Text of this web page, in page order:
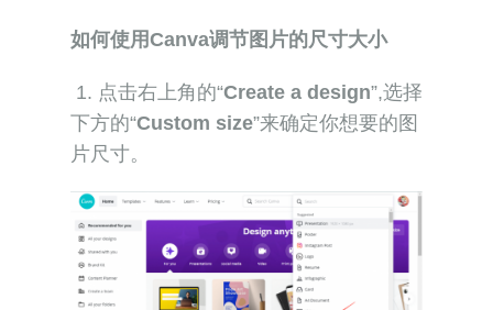
如何使用Canva调节图片的尺寸大小
1. 点击右上角的“Create a design”,选择
下方的“Custom size”来确定你想要的图
片尺寸。